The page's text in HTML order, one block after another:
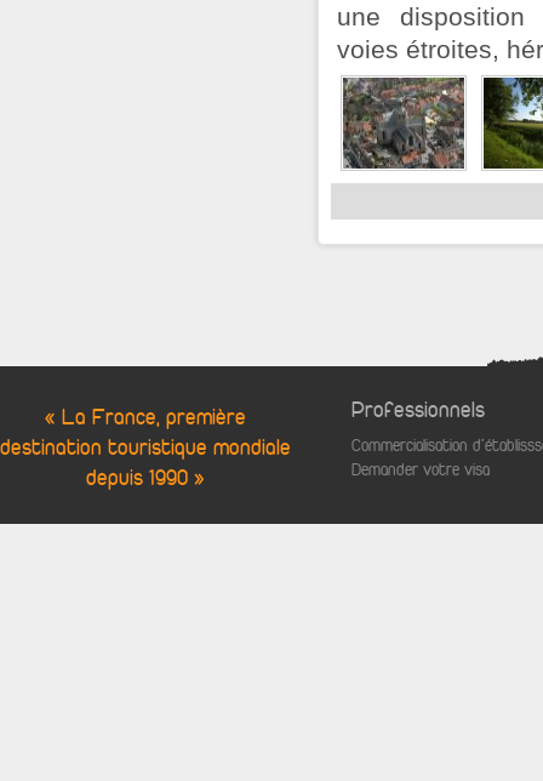
une disposition
voies étroites,
« La France, première
destination touristique mondiale
depuis 1990 »
Professionnels
Commercialisation
Demander votre visa